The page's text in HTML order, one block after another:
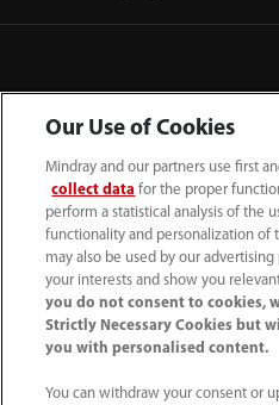
(31-33) 254 4911
info.nl@mindray.com
Our Use of Cookies
Mindray and our partners use first
collect data for the proper
perform a statistical analysis of the
functionality and personalization of
may also be used by our
your interests and show you
you do not consent to cookies,
Strictly Necessary Cookies but
you with personalised content.
You can withdraw your consent or